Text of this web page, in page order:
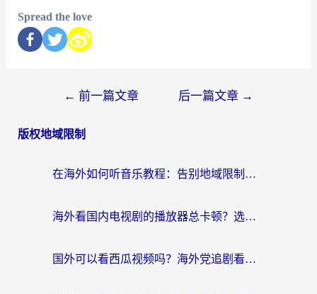
Spread the love
← 前一篇文章 后一篇文章 →
版权地域限制
在海外如何听音乐教程：告别地域限制，随时听见国内的声音
海外看国内电视剧的播放器总卡顿？选对回国加速器才是关键
国外可以看西瓜视频吗？海外党追剧看片的终极解决方案